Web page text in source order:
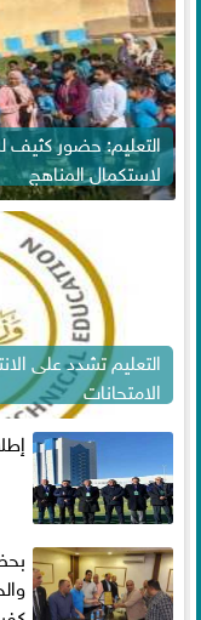
التعليم: حضور كثيف
لاستكمال المناهج
الامتحانات